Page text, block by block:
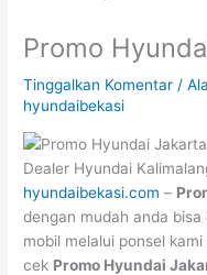
Promo
Tinggalkan Komentar /
hyundaibekasi
Dealer Hyundai
hyundaibekasi.com –
dengan mudah anda
mobil melalui ponsel
cek Promo Hyundai